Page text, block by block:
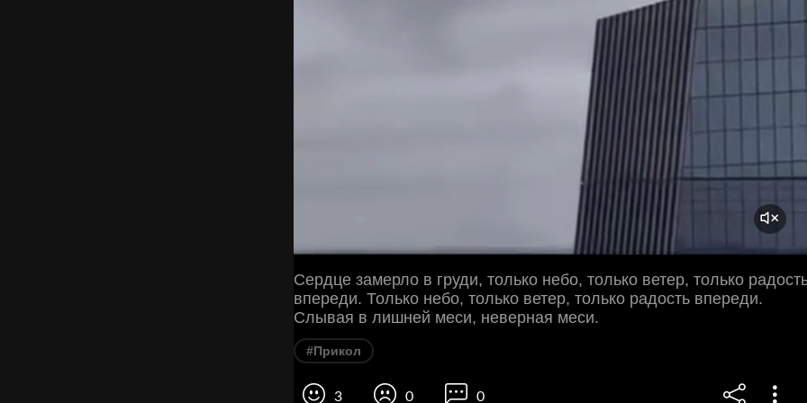
Сердце замерло в груди, только небо, только ветер, только
впереди. Только небо, только ветер, только радость впереди.
Слывая в лишней меси, неверная меси.
#Прикол
3 0 0